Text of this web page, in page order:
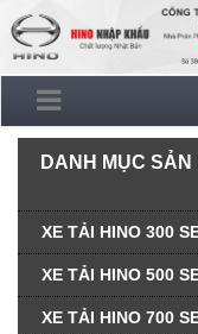
DANH MỤC SẢN
XE TẢI HINO 300
XE TẢI HINO 500
XE TẢI HINO 700